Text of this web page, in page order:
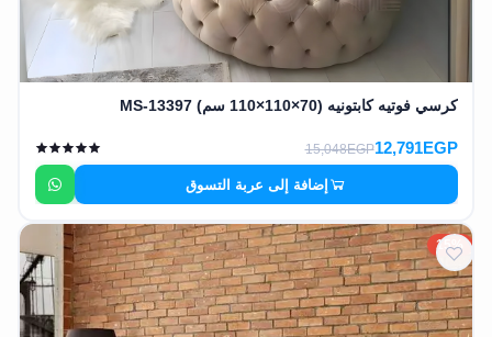
كرسي فوتيه كابتونيه (70×110×110 سم) MS-13397
12,791EGP
15,048EGP
إضافة إلى عربة التسوق
15%